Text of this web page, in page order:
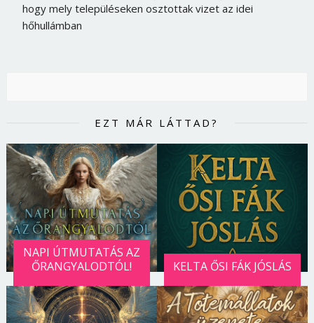
hogy mely településeken osztottak vizet az idei
hőhullámban
EZT MÁR LÁTTAD?
NAPI ÚTMUTATÁS AZ
ŐRANGYALODTÓL!
KELTA ŐSI FÁK JÓSLÁS